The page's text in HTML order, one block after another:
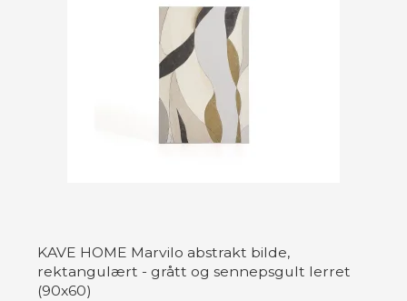
KAVE HOME Marvilo abstrakt bilde,
rektangulært - grått og sennepsgult lerret
(90x60)